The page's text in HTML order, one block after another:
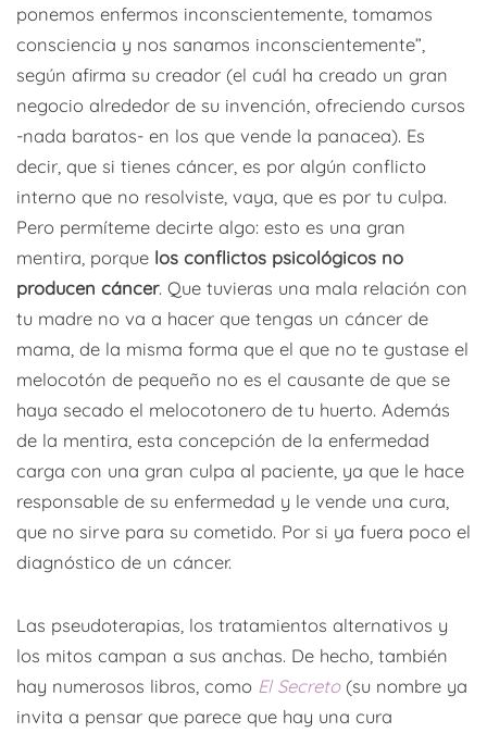
ponemos enfermos inconscientemente, tomamos
consciencia y nos sanamos inconscientemente”,
según afirma su creador (el cuál ha creado un gran
negocio alrededor de su invención, ofreciendo cursos
-nada baratos- en los que vende la panacea). Es
decir, que si tienes cáncer, es por algún conflicto
interno que no resolviste, vaya, que es por tu culpa.
Pero permíteme decirte algo: esto es una gran
mentira, porque los conflictos psicológicos no
producen cáncer. Que tuvieras una mala relación con
tu madre no va a hacer que tengas un cáncer de
mama, de la misma forma que el que no te gustase el
melocotón de pequeño no es el causante de que se
haya secado el melocotonero de tu huerto. Además
de la mentira, esta concepción de la enfermedad
carga con una gran culpa al paciente, ya que le hace
responsable de su enfermedad y le vende una cura,
que no sirve para su cometido. Por si ya fuera poco el
diagnóstico de un cáncer.
Las pseudoterapias, los tratamientos alternativos y
los mitos campan a sus anchas. De hecho, también
hay numerosos libros, como El Secreto(su nombre ya
invita a pensar que parece que hay una cura